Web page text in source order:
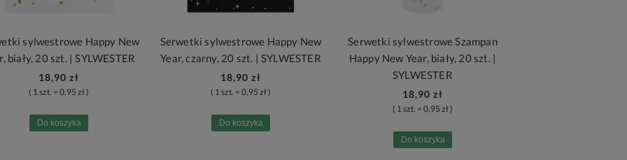
sylwestrowe Happy New
biały, 20 szt. | SYLWESTER
18,90 zł
( 1 szt. = 0,95 zł )
Do koszyka
Serwetki sylwestrowe Happy New
Year, czarny, 20 szt. | SYLWESTER
18,90 zł
( 1 szt. = 0,95 zł )
Do koszyka
Serwetki sylwestrowe Szampan
Happy New Year, biały, 20 szt. |
SYLWESTER
18,90 zł
( 1 szt. = 0,95 zł )
Do koszyka